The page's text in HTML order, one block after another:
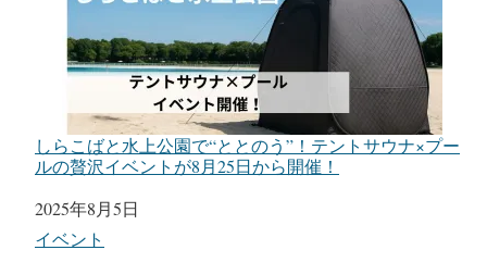
しらこばと水上公園で“ととのう”！テントサウナ×プー
ルの贅沢イベントが8月25日から開催！
日付
2025年8月5日
関連理由
イベント